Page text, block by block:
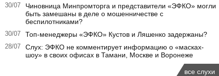
30/07
Чиновница Минпромторга и представители «ЭФКО» могли
быть замешаны в деле о мошенничестве с
беспилотниками?
30/07 Топ-менеджеры «ЭФКО» Кустов и Ляшенко задержаны?
28/07
Слух: ЭФКО не комментирует информацию о «масках-
шоу» в своих офисах в Тамани, Москве и Воронеже
все слухи